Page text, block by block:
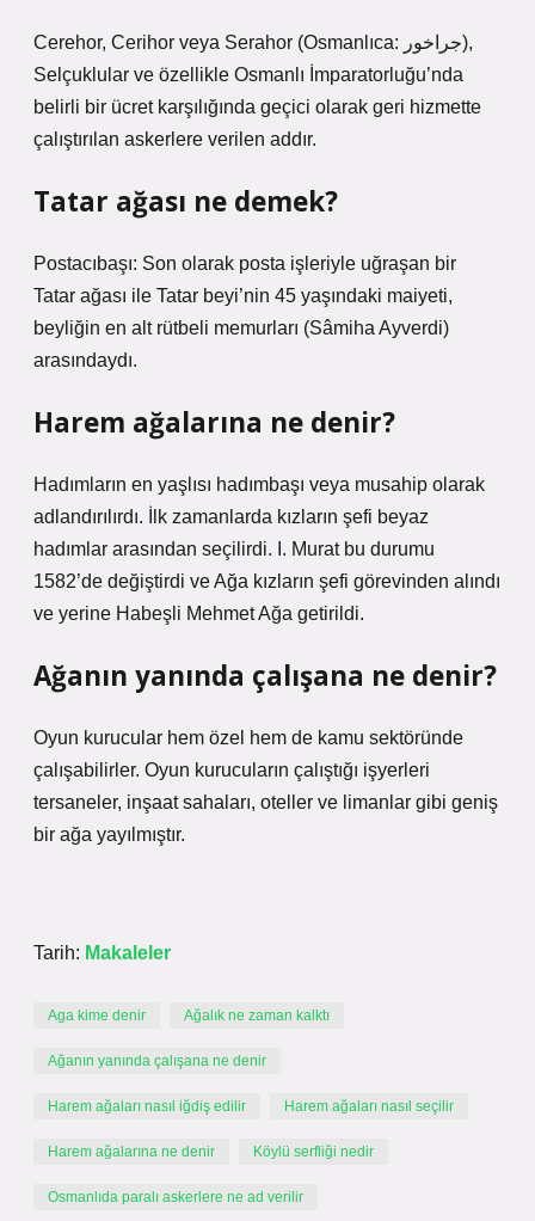
Cerehor, Cerihor veya Serahor (Osmanlıca: جراخور),
Selçuklular ve özellikle Osmanlı İmparatorluğu’nda
belirli bir ücret karşılığında geçici olarak geri hizmette
çalıştırılan askerlere verilen addır.
Tatar ağası ne demek?
Postacıbaşı: Son olarak posta işleriyle uğraşan bir
Tatar ağası ile Tatar beyi’nin 45 yaşındaki maiyeti,
beyliğin en alt rütbeli memurları (Sâmiha Ayverdi)
arasındaydı.
Harem ağalarına ne denir?
Hadımların en yaşlısı hadımbaşı veya musahip olarak
adlandırılırdı. İlk zamanlarda kızların şefi beyaz
hadımlar arasından seçilirdi. I. Murat bu durumu
1582’de değiştirdi ve Ağa kızların şefi görevinden alındı
​​ve yerine Habeşli Mehmet Ağa getirildi.
Ağanın yanında çalışana ne denir?
Oyun kurucular hem özel hem de kamu sektöründe
çalışabilirler. Oyun kurucuların çalıştığı işyerleri
tersaneler, inşaat sahaları, oteller ve limanlar gibi geniş
bir ağa yayılmıştır.
Tarih: Makaleler
Aga kime denir Ağalık ne zaman kalktı
Ağanın yanında çalışana ne denir
Harem ağaları nasıl iğdiş edilir Harem ağaları nasıl seçilir
Harem ağalarına ne denir Köylü serfliği nedir
Osmanlıda paralı askerlere ne ad verilir